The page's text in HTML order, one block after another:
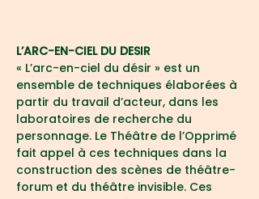
L’ARC-EN-CIEL DU DESIR
« L’arc-en-ciel du désir » est un
ensemble de techniques élaborées à
partir du travail d’acteur, dans les
laboratoires de recherche du
personnage. Le Théâtre de l’Opprimé
fait appel à ces techniques dans la
construction des scènes de théâtre-
forum et du théâtre invisible. Ces